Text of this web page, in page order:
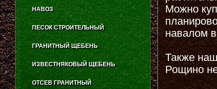
Можно
навалом
Также
Рощино
НАВОЗ
ПЕСОК СТРОИТЕЛЬНЫЙ
ГРАНИТНЫЙ ЩЕБЕНЬ
ИЗВЕСТНЯКОВЫЙ ЩЕБЕНЬ
ОТСЕВ ГРАНИТНЫЙ